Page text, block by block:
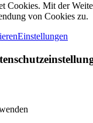
Cookies. Mit der
von Cookies zu.
Einstellungen